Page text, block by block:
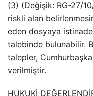
(3) (Değişik: RG-27/
riskli alan
eden dosyaya
talebinde bulunabilir.
talepler,
verilmiştir.
HUKUKİ